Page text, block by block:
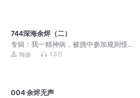
744深海余烬（二）
专辑： 我一精神病，被挑中参加规则怪
谈 | 悬疑爆笑 | 嗨扬演播 | 多人有声剧
嗨扬 1.5万
004 余烬无声